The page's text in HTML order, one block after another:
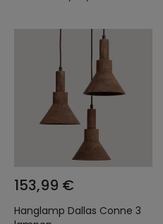
153,99 €
Hanglamp Dallas Conne 3